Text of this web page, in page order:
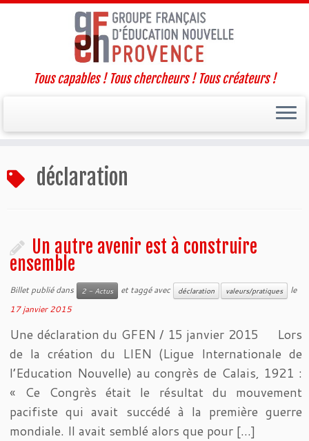
au
contenu
Tous capables ! Tous chercheurs ! Tous créateurs !
déclaration
Un autre avenir est à construire
ensemble
Billet publié dans 2 - Actus et taggé avec déclaration valeurs/pratiques
le
17 janvier 2015
Une déclaration du GFEN / 15 janvier 2015 Lors
de la création du LIEN (Ligue Internationale de
l’Education Nouvelle) au congrès de Calais, 1921 :
« Ce Congrès était le résultat du mouvement
pacifiste qui avait succédé à la première guerre
mondiale. Il avait semblé alors que pour […]